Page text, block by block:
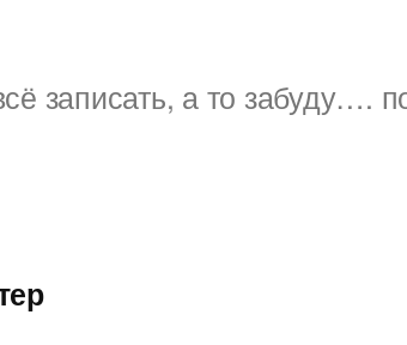
записать, а то забуду….